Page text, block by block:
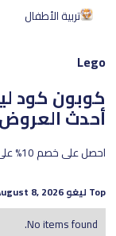
تربية الأطفال
Lego
كوبون كود
أحدث
احصل على خصم 10% على جميع المنتجات في الموقع.
Top ليغوUAE Promo Codes for
8, 2026
No items found.